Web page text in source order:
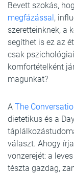
Bevett szokás,
megfázással,
szeretteinknek, a
segíthet is ez az
csak
komfortételként
magunkat?
A The
dietetikus és a
választ. Ahogy
vonzerejét: a
tészta gazdag,